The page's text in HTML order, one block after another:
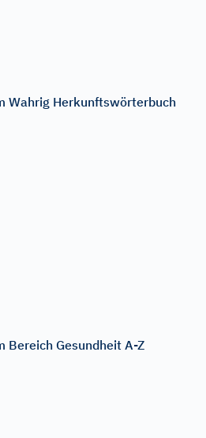
Wahrig Herkunftswörterbuch
Bereich Gesundheit A-Z